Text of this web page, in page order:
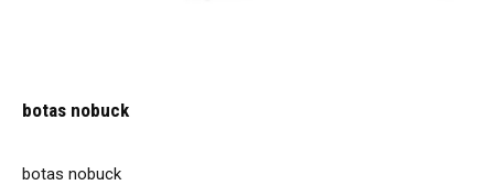
botas nobuck
botas nobuck